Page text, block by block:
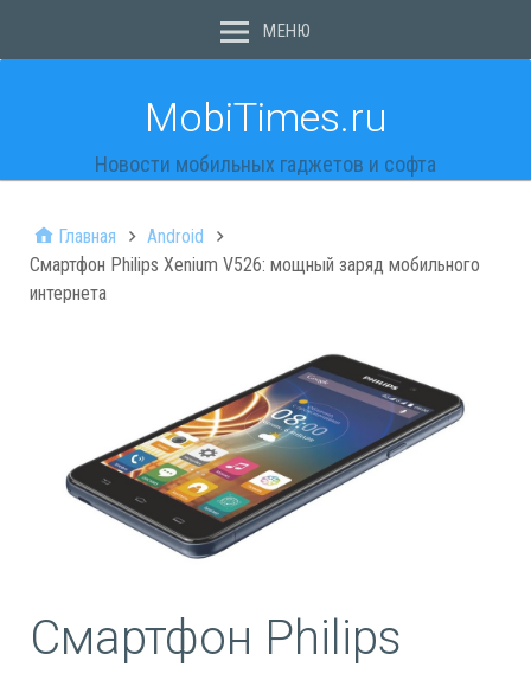
МЕНЮ
MobiTimes.ru
Новости мобильных гаджетов и софта
Главная
Android
Смартфон Philips Xenium V526: мощный заряд мобильного
интернета
Смартфон Philips